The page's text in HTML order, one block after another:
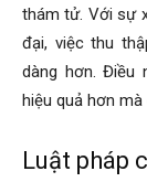
thám tử. Với sự
đại, việc thu
dàng hơn. Điều
hiệu quả hơn
Luật pháp